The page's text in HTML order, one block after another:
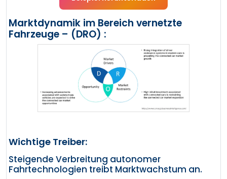
Marktdynamik im Bereich vernetzte
Fahrzeuge – (DRO) :
Wichtige Treiber:
Steigende Verbreitung autonomer
Fahrtechnologien treibt Marktwachstum an.